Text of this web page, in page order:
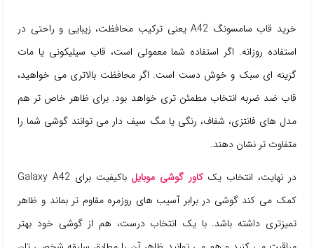
خرید قاب سامسونگ A42 یعنی ترکیب محافظت، زیبایی و راحتی در
استفاده روزانه. اگر استفاده شما معمولی است، قاب سیلیکونی یا مات
گزینه ای سبک و خوش دست است. اگر محافظت بالاتری می خواهید،
قاب ضد ضربه انتخاب مطمئن تری خواهد بود. برای ظاهر خاص تر هم
مدل های فانتزی، شفاف، رنگی یا مگ سیف دار می توانند گوشی شما را
متفاوت تر نشان دهند.
در نهایت، انتخاب یککاور گوشی موبایل
باکیفیت برای Galaxy A42
کمک می کند گوشی در برابر آسیب های روزمره مقاوم تر بماند و ظاهر
تمیزتری داشته باشد. با یک انتخاب درست، هم از گوشی خود بهتر